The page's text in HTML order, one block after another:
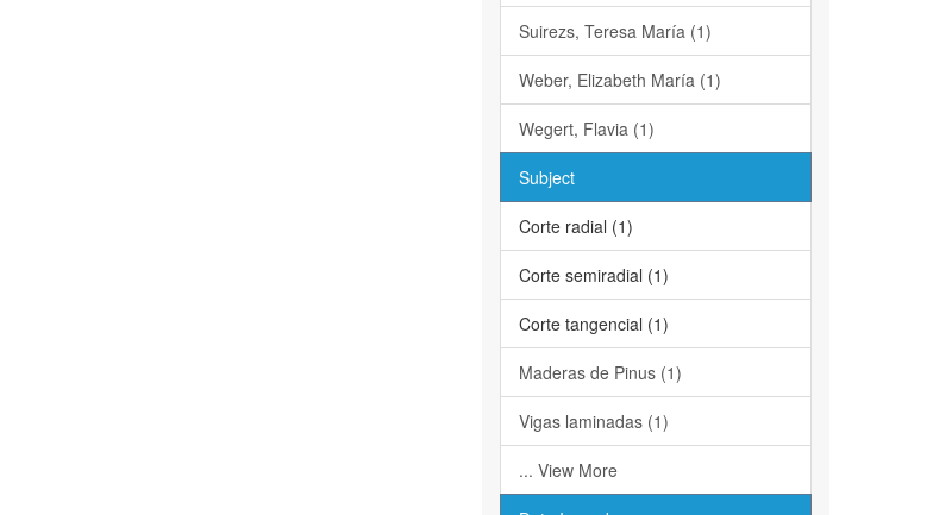
Suirezs, Teresa María (1)
Weber, Elizabeth María (1)
Wegert, Flavia (1)
Subject
Corte radial (1)
Corte semiradial (1)
Corte tangencial (1)
Maderas de Pinus (1)
Vigas laminadas (1)
... View More